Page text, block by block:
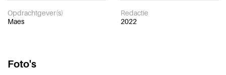
Opdrachtgever(s)
Maes
Redactie
2022
Foto's